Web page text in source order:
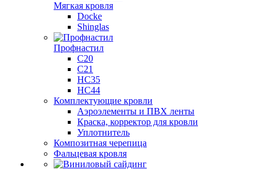
Мягкая кровля
Docke
Shinglas
Профнастил
C20
C21
НС35
НС44
Комплектующие кровли
Аэроэлементы и ПВХ ленты
Краска, корректор для кровли
Уплотнитель
Композитная черепица
Фальцевая кровля